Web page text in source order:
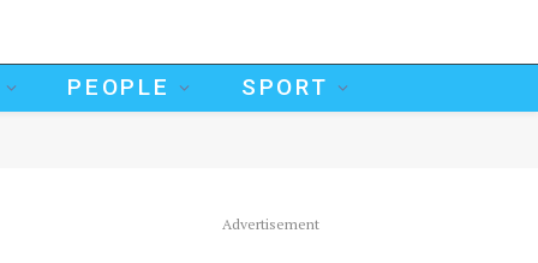
PEOPLE SPORT
Advertisement